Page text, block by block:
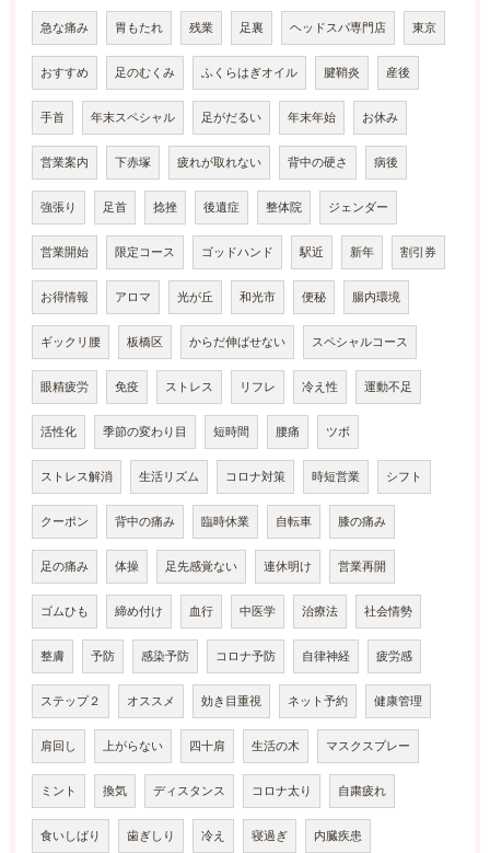
急な痛み 胃もたれ 残業 足裏 ヘッドスパ専門店 東京
おすすめ 足のむくみ ふくらはぎオイル 腱鞘炎 産後
手首 年末スペシャル 足がだるい 年末年始 お休み
営業案内 下赤塚 疲れが取れない 背中の硬さ 病後
強張り 足首 捻挫 後遺症 整体院 ジェンダー
営業開始 限定コース ゴッドハンド 駅近 新年 割引券
お得情報 アロマ 光が丘 和光市 便秘 腸内環境
ギックリ腰 板橋区 からだ伸ばせない スペシャルコース
眼精疲労 免疫 ストレス リフレ 冷え性 運動不足
活性化 季節の変わり目 短時間 腰痛 ツボ
ストレス解消 生活リズム コロナ対策 時短営業 シフト
クーポン 背中の痛み 臨時休業 自転車 膝の痛み
足の痛み 体操 足先感覚ない 連休明け 営業再開
ゴムひも 締め付け 血行 中医学 治療法 社会情勢
整膚 予防 感染予防 コロナ予防 自律神経 疲労感
ステップ２ オススメ 効き目重視 ネット予約 健康管理
肩回し 上がらない 四十肩 生活の木 マスクスプレー
ミント 換気 ディスタンス コロナ太り 自粛疲れ
食いしばり 歯ぎしり 冷え 寝過ぎ 内臓疾患